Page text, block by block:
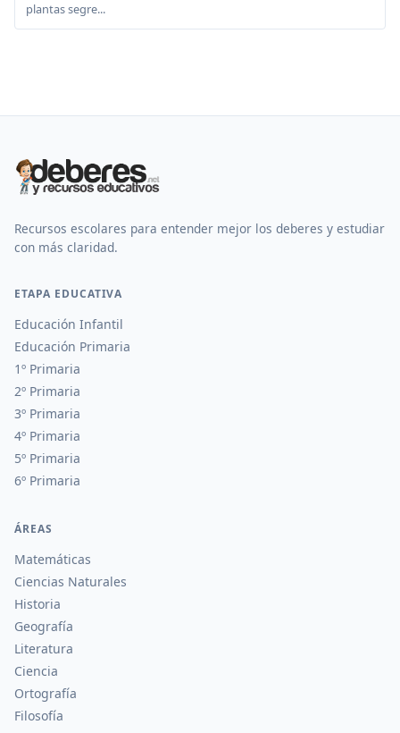
plantas segre...
Recursos escolares para entender mejor los deberes y estudiar
con más claridad.
ETAPA EDUCATIVA
Educación Infantil
Educación Primaria
1º Primaria
2º Primaria
3º Primaria
4º Primaria
5º Primaria
6º Primaria
ÁREAS
Matemáticas
Ciencias Naturales
Historia
Geografía
Literatura
Ciencia
Ortografía
Filosofía